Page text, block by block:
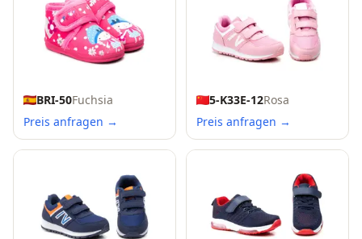
BRI-50Fuchsia
Preis anfragen →
5-K33E-12Rosa
Preis anfragen →